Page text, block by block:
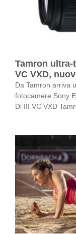
Tamron ultra-
VC VXD,
Da Tamron arriva
fotocamere Sony
Di III VC VXD